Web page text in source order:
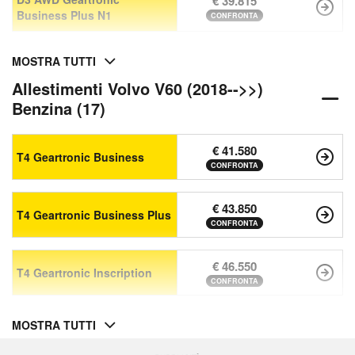
Business Plus N1
CONFRONTA
MOSTRA TUTTI
Allestimenti Volvo V60 (2018-->>)
Benzina (17)
T4 Geartronic Business € 41.580
CONFRONTA
T4 Geartronic Business Plus € 43.850
CONFRONTA
T4 Geartronic Inscription € 46.550
CONFRONTA
MOSTRA TUTTI